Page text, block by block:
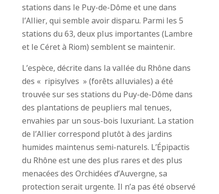
stations dans le Puy-de-Dôme et une dans
l’Allier, qui semble avoir disparu. Parmi les 5
stations du 63, deux plus importantes (Lambre
et le Céret à Riom) semblent se maintenir.
L’espèce, décrite dans la vallée du Rhône dans
des « ripisylves » (forêts alluviales) a été
trouvée sur ses stations du Puy-de-Dôme dans
des plantations de peupliers mal tenues,
envahies par un sous-bois luxuriant. La station
de l’Allier correspond plutôt à des jardins
humides maintenus semi-naturels. L’Épipactis
du Rhône est une des plus rares et des plus
menacées des Orchidées d’Auvergne, sa
protection serait urgente. Il n’a pas été observé